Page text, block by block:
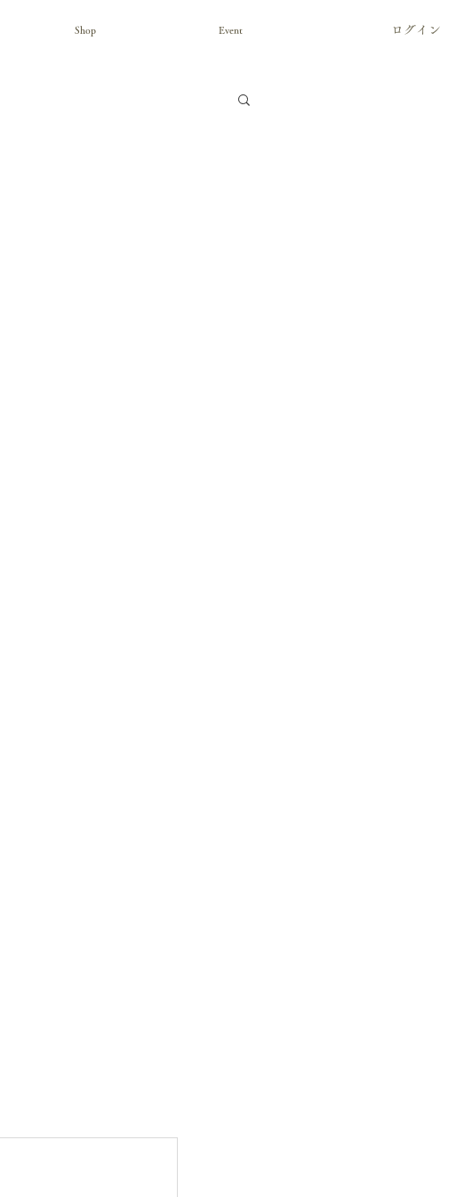
Shop Event ログイン